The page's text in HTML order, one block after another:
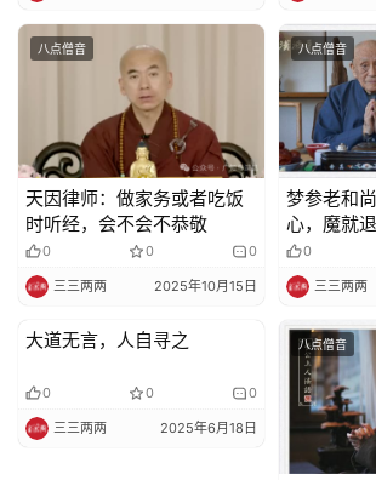
院
视
频
纪
录
教
艺
术
八点僧音
天因律师：做家务或者吃饭
时听经，会不会不恭敬
0 0 0
三三两两 2025年10月15日
八点僧音
梦参老和
心，魔就
你的身了
0
三三两两
八点僧音
大道无言，人自寻之
0 0 0
三三两两 2025年6月18日
八点僧音